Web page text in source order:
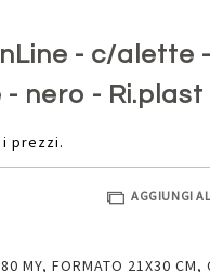
- c/alette -
nero - Ri.plast
prezzi.
AGGIUNGI
MY, FORMATO 21X30 CM,